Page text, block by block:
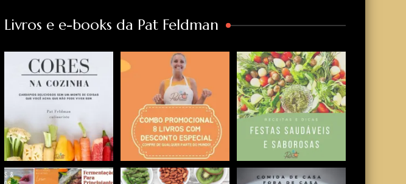
Livros e e-books da Pat Feldman